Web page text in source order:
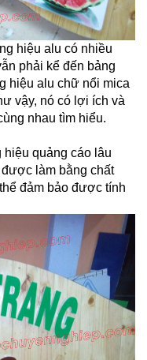
hiệu alu có nhiều
phải kể đến bảng
hiệu alu chữ nổi mica
vậy, nó có lợi ích và
nhau tìm hiểu.
hiệu quảng cáo lâu
làm bằng chất
đảm bảo được tính